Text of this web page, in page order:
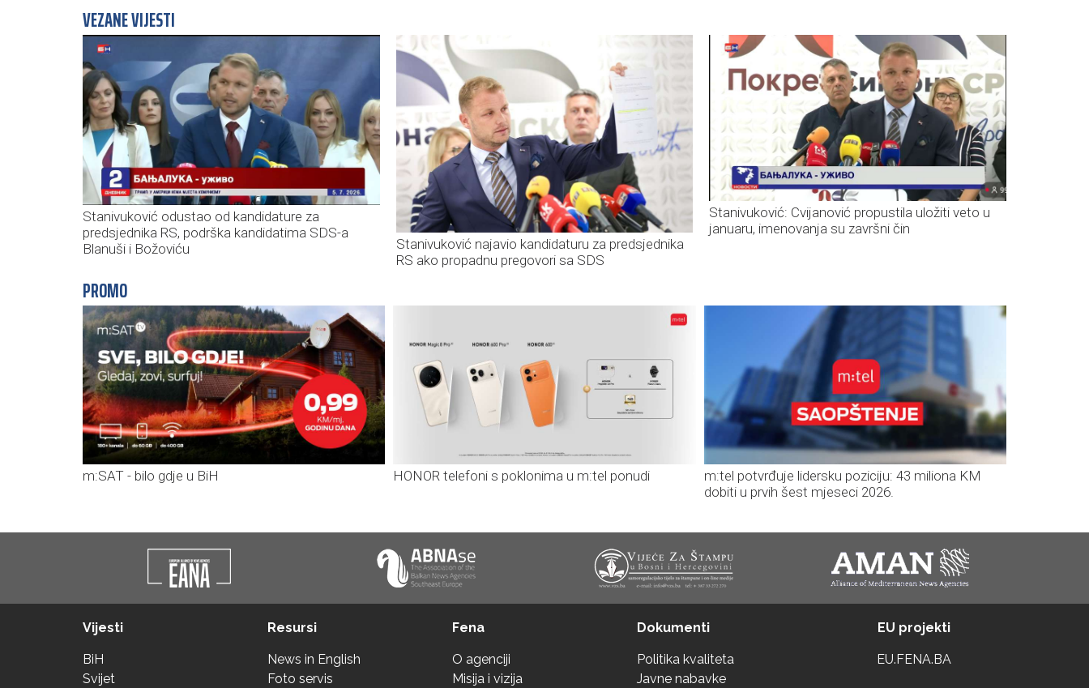
VEZANE VIJESTI
Stanivuković odustao od kandidature za
predsjednika RS, podrška kandidatima SDS-a
Blanuši i Božoviću
Stanivuković najavio kandidaturu za predsjednika
RS ako propadnu pregovori sa SDS
Stanivuković: Cvijanović propustila uložiti veto u
januaru, imenovanja su završni čin
PROMO
m:SAT - bilo gdje u BiH HONOR telefoni s poklonima u m:tel ponudi
m:tel potvrđuje lidersku poziciju: 43 miliona KM
dobiti u prvih šest mjeseci 2026.
Vijesti
BiH
Svijet
Resursi
News in English
Foto servis
Fena
O agenciji
Misija i vizija
Dokumenti
Politika kvaliteta
Javne nabavke
EU projekti
EU.FENA.BA